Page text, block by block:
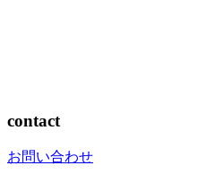
contact
お問い合わせ